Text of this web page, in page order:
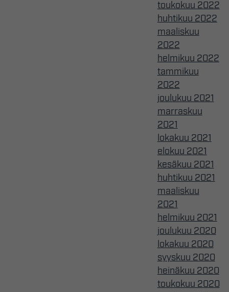
toukokuu 2022
huhtikuu 2022
maaliskuu
2022
helmikuu 2022
tammikuu
2022
joulukuu 2021
marraskuu
2021
lokakuu 2021
elokuu 2021
kesäkuu 2021
huhtikuu 2021
maaliskuu
2021
helmikuu 2021
joulukuu 2020
lokakuu 2020
syyskuu 2020
heinäkuu 2020
toukokuu 2020